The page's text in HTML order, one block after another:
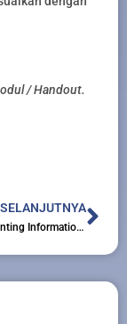
/ Handout.
SELANJUTNYA
Training Accounting Information System